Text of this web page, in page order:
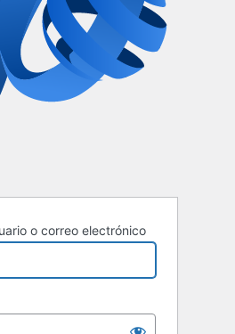
o correo electrónico